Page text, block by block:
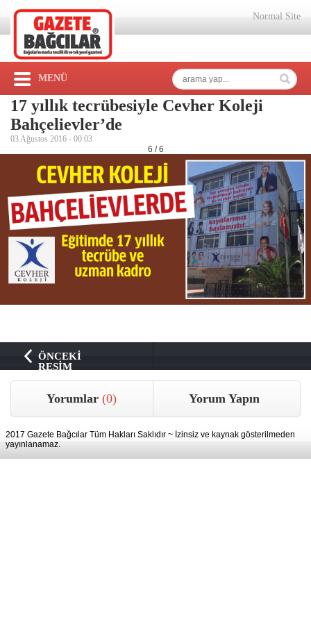
Normal Site
MENÜ
17 yıllık tecrübesiyle Cevher Koleji
Bahçelievler’de
03 Ağustos 2016 - 00:03
6 / 6
ÖNCEKİ
RESİM
Yorumlar(0) Yorum Yapın
2017 Gazete Bağcılar Tüm Hakları Saklıdır ~ İzinsiz ve kaynak gösterilmeden
yayınlanamaz.